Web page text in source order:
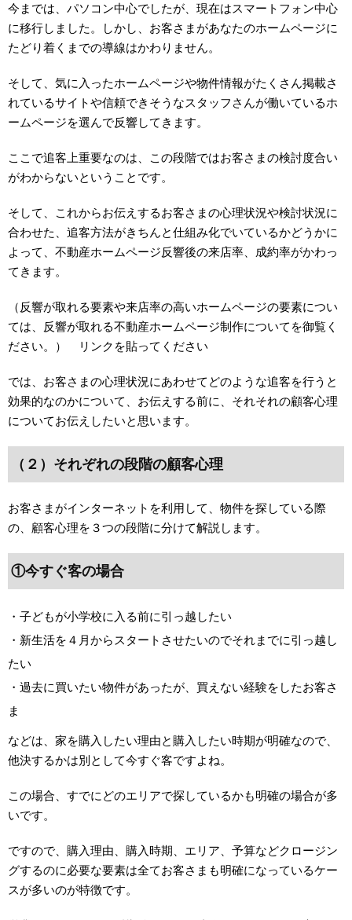
今までは、パソコン中心でしたが、現在はスマートフォン中心
に移行しました。しかし、お客さまがあなたのホームページに
たどり着くまでの導線はかわりません。
そして、気に入ったホームページや物件情報がたくさん掲載さ
れているサイトや信頼できそうなスタッフさんが働いているホ
ームページを選んで反響してきます。
ここで追客上重要なのは、この段階ではお客さまの検討度合い
がわからないということです。
そして、これからお伝えするお客さまの心理状況や検討状況に
合わせた、追客方法がきちんと仕組み化でいているかどうかに
よって、不動産ホームページ反響後の来店率、成約率がかわっ
てきます。
（反響が取れる要素や来店率の高いホームページの要素につい
ては、反響が取れる不動産ホームページ制作についてを御覧く
ださい。） リンクを貼ってください
では、お客さまの心理状況にあわせてどのような追客を行うと
効果的なのかについて、お伝えする前に、それそれの顧客心理
についてお伝えしたいと思います。
（２）それぞれの段階の顧客心理
お客さまがインターネットを利用して、物件を探している際
の、顧客心理を３つの段階に分けて解説します。
①今すぐ客の場合
・子どもが小学校に入る前に引っ越したい
・新生活を４月からスタートさせたいのでそれまでに引っ越し
たい
・過去に買いたい物件があったが、買えない経験をしたお客さ
ま
などは、家を購入したい理由と購入したい時期が明確なので、
他決するかは別として今すぐ客ですよね。
この場合、すでにどのエリアで探しているかも明確の場合が多
いです。
ですので、購入理由、購入時期、エリア、予算などクロージン
グするのに必要な要素は全てお客さまも明確になっているケー
スが多いのが特徴です。